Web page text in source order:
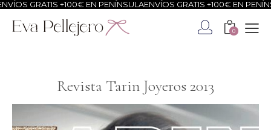
+100€ EN PENÍNSULAENVÍOS GRATIS +100€ EN PENÍNSULAENVÍOS
0
Revista Tarin Joyeros 2013